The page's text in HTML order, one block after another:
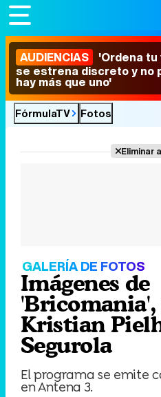
AUDIENCIAS 'Ordena tu
se estrena discreto y no
hay más que uno'
FórmulaTV Fotos
Eliminar
GALERÍA DE FOTOS
Imágenes de
'Bricomania',
Kristian
Segurola
El programa se emite
en Antena 3.